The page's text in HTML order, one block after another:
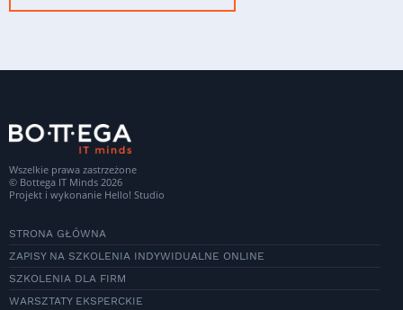
Wszelkie prawa zastrzeżone
© Bottega IT Minds 2026
Projekt i wykonanie Hello! Studio
STRONA GŁÓWNA
ZAPISY NA SZKOLENIA INDYWIDUALNE ONLINE
SZKOLENIA DLA FIRM
WARSZTATY EKSPERCKIE